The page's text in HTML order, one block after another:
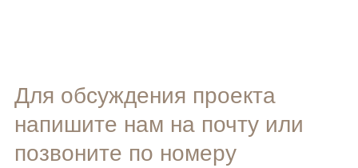
Для обсуждения проекта
напишите нам на почту или
позвоните по номеру